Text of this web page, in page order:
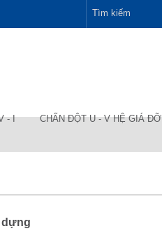
- I CHẤN ĐỘT U - V HỆ GIÁ ĐỠ
dựng